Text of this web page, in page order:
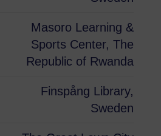
Masoro Learning &
Sports Center, The
Republic of Rwanda
Finspång Library,
Sweden